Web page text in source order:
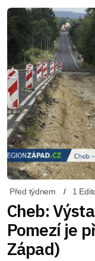
Před týdnem 1
Cheb:
Pomezí je
Západ)